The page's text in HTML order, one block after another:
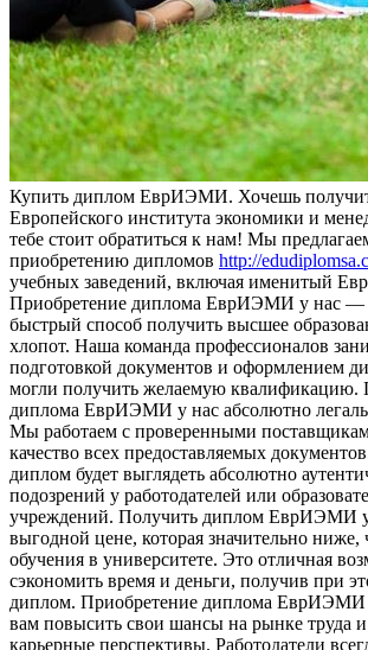
Купить диплoм EврИЭМИ. Хочешь
Европейского института экономики и
тебе стоит обратиться к нам! Мы
приобретению дипломов http://
учебных заведений, включая именитый
Приобретение диплома ЕврИЭМИ у нас —
быстрый способ получить высшее
хлопот. Наша команда профессионалов
подготовкой документов и оформлением
могли получить желаемую квалификацию.
диплома ЕврИЭМИ у нас абсолютно
Мы работаем с проверенными
качество всех предоставляемых
диплом будет выглядеть абсолютно
подозрений у работодателей или
учреждений. Получить диплом ЕврИЭМИ
выгодной цене, которая значительно ниже,
обучения в университете. Это отличная
сэкономить время и деньги, получив при
диплом. Приобретение диплома ЕврИЭМИ
вам повысить свои шансы на рынке труда
карьерные перспективы. Работодатели